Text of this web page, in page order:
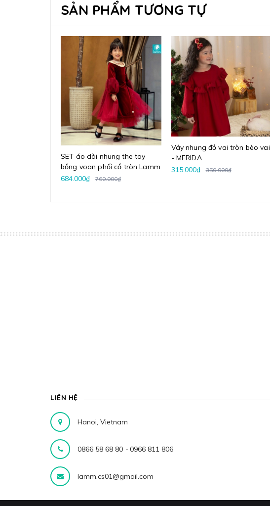
SẢN PHẨM TƯƠNG TỰ
SET áo dài nhung the tay
bồng voan phối cổ tròn Lamm
684.000₫
760.000₫
Váy nhung đỏ vai tròn bèo vai
- MERIDA
315.000₫
350.000₫
LIÊN HỆ
Hanoi, Vietnam
0866 58 68 80 - 0966 811 806
lamm.cs01@gmail.com